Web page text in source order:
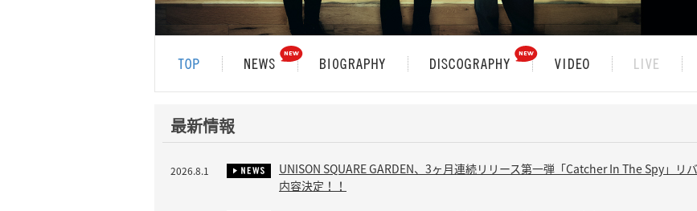
最新情報
2026.8.1
UNISON SQUARE GARDEN、3ヶ月連続リリース第一弾「Catcher In The Spy」
内容決定！！